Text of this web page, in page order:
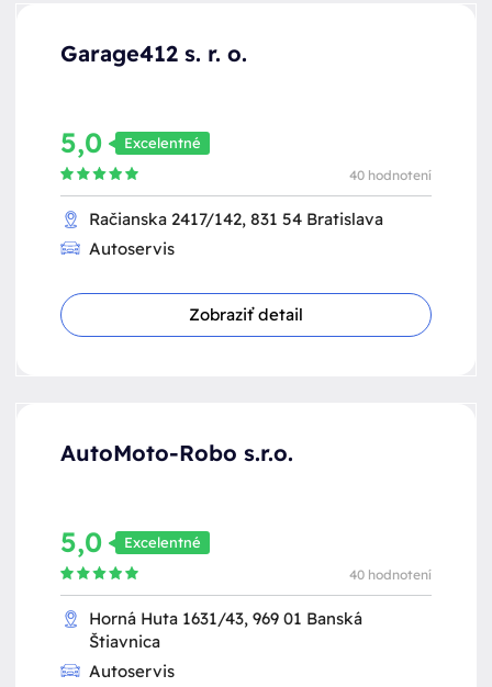
Garage412 s. r. o.
5,0 Excelentné
40 hodnotení
Račianska 2417/142, 831 54 Bratislava
Autoservis
Zobraziť detail
AutoMoto-Robo s.r.o.
5,0 Excelentné
40 hodnotení
Horná Huta 1631/43, 969 01 Banská
Štiavnica
Autoservis